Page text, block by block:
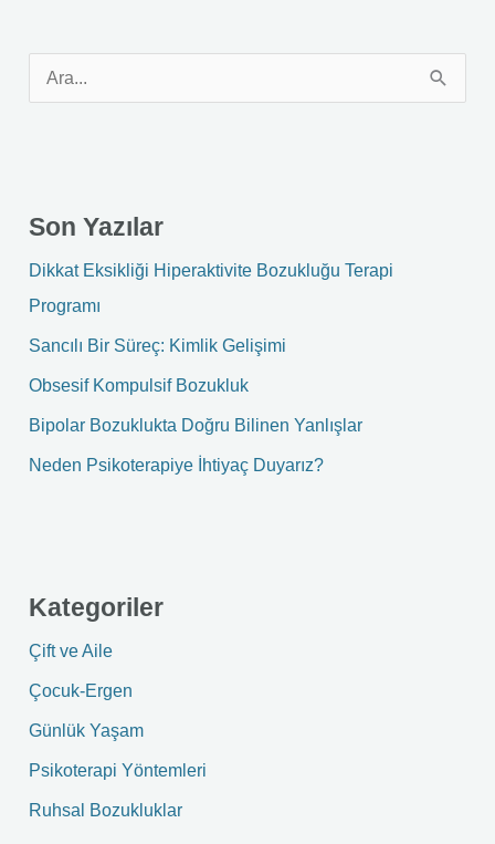
c
h
f
Son Yazılar
Dikkat Eksikliği Hiperaktivite Bozukluğu Terapi
Programı
Sancılı Bir Süreç: Kimlik Gelişimi
Obsesif Kompulsif Bozukluk
Bipolar Bozuklukta Doğru Bilinen Yanlışlar
Neden Psikoterapiye İhtiyaç Duyarız?
Kategoriler
Çift ve Aile
Çocuk-Ergen
Günlük Yaşam
Psikoterapi Yöntemleri
Ruhsal Bozukluklar